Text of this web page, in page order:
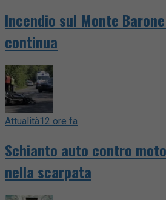
Incendio sul Monte
continua
Attualità12 ore fa
Schianto auto contro
nella scarpata